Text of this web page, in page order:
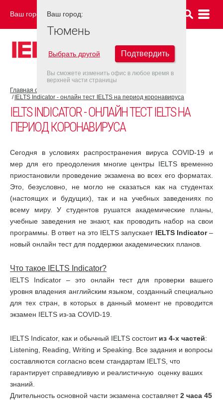
Ваш город: ТЮМЕНЬ
Главная страница
IELTS Indicator - онлайн тест IELTS на период коронавируса
IELTS INDICATOR - ОНЛАЙН ТЕСТ IELTS НА
ПЕРИОД КОРОНАВИРУСА
Сегодня в условиях распространения вируса COVID-19 и
мер для его преодоления многие центры IELTS временно
приостановили проведение экзамена во всех его форматах.
Это, безусловно, не могло не сказаться как на студентах
(настоящих и будущих), так и на учебных заведениях по
всему миру. У студентов рушатся академические планы,
учебные заведения не знают, как проводить набор на свои
программы. В ответ на это IELTS запускает IELTS Indicator–
новый онлайн тест для поддержки академических планов.
Что такое IELTS Indicator?
IELTS Indicator – это онлайн тест для проверки вашего
уровня владения английским языком, созданный специально
для тех стран, в которых в данный момент не проводится
экзамен IELTS из-за COVID-19.
IELTS Indicator, как и обычный IELTS состоит из 4-х частей:
Listening, Reading, Writing и Speaking. Все задания и вопросы
составляются согласно всем стандартам IELTS, что
гарантирует справедливую и реалистичную оценку ваших
знаний.
Длительность основной части экзамена составляет2 часа 45
Ваш город:
Тюмень
Выбрать другой Подтвердить
Вы сможете изменить офис в любое время в
верхней части страницы